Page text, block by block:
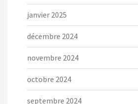
janvier 2025
décembre 2024
novembre 2024
octobre 2024
septembre 2024